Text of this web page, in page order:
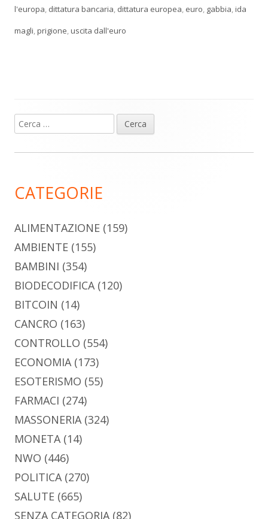
l'europa, dittatura bancaria, dittatura europea, euro, gabbia,ida
magli,prigione,uscita dall'euro
Barra
laterale
Ricerca
per:
CATEGORIE
ALIMENTAZIONE (159)
AMBIENTE (155)
BAMBINI (354)
BIODECODIFICA(120)
BITCOIN (14)
CANCRO (163)
CONTROLLO (554)
ECONOMIA(173)
ESOTERISMO (55)
FARMACI (274)
MASSONERIA(324)
MONETA(14)
NWO (446)
POLITICA(270)
SALUTE (665)
SENZA CATEGORIA(82)